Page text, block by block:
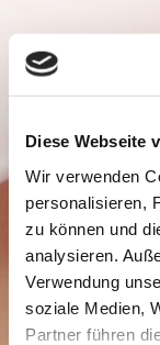
Diese Webseite
Wir verwenden
personalisieren,
zu können und
analysieren.
Verwendung
soziale Medien,
Partner führen